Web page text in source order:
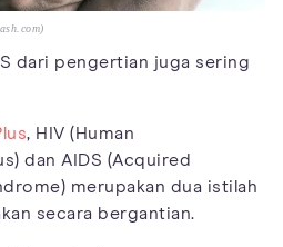
dari pengertian juga sering
, HIV (Human
dan AIDS (Acquired
merupakan dua istilah
secara bergantian.